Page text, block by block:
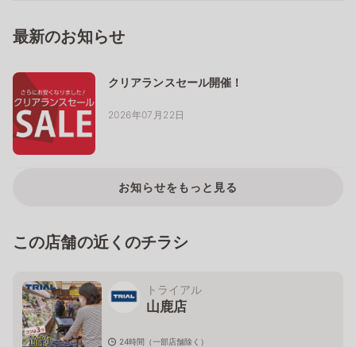
最新のお知らせ
クリアランスセール開催！
2026年07月22日
お知らせをもっと見る
この店舗の近くのチラシ
トライアル
山鹿店
24時間（一部店舗除く）